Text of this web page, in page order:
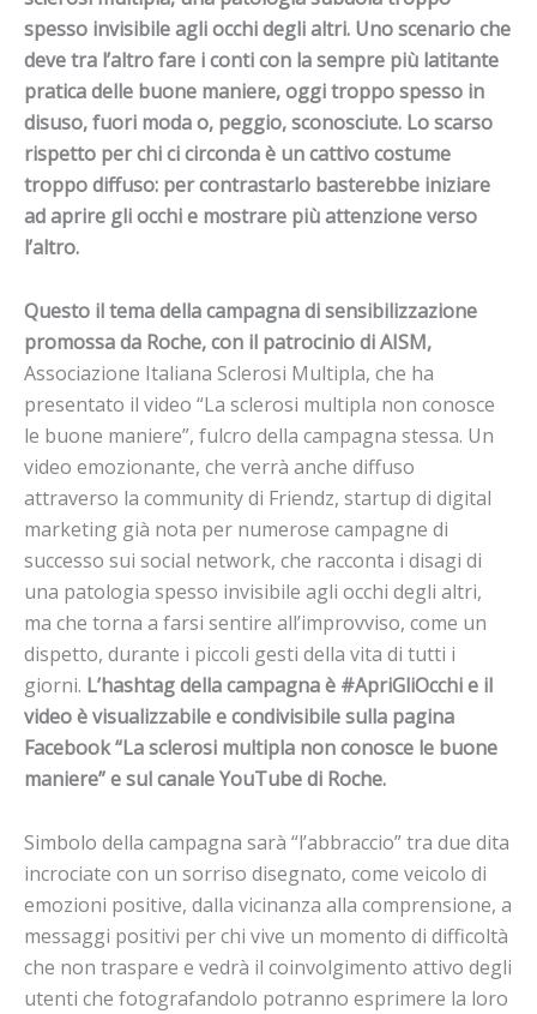
spesso invisibile agli occhi degli altri. Uno scenario che
deve tra l’altro fare i conti con la sempre più latitante
pratica delle buone maniere, oggi troppo spesso in
disuso, fuori moda o, peggio, sconosciute. Lo scarso
rispetto per chi ci circonda è un cattivo costume
troppo diffuso: per contrastarlo basterebbe iniziare
ad aprire gli occhi e mostrare più attenzione verso
l’altro.
Questo il tema della campagna di sensibilizzazione
promossa da Roche, con il patrocinio di AISM,
Associazione Italiana Sclerosi Multipla, che ha
presentato il video “La sclerosi multipla non conosce
le buone maniere”, fulcro della campagna stessa. Un
video emozionante, che verrà anche diffuso
attraverso la community di Friendz, startup di digital
marketing già nota per numerose campagne di
successo sui social network, che racconta i disagi di
una patologia spesso invisibile agli occhi degli altri,
ma che torna a farsi sentire all’improvviso, come un
dispetto, durante i piccoli gesti della vita di tutti i
giorni. L’hashtag della campagna è #ApriGliOcchi e il
video è visualizzabile e condivisibile sulla pagina
Facebook “La sclerosi multipla non conosce le buone
maniere” e sul canale YouTube di Roche.
Simbolo della campagna sarà “l’abbraccio” tra due dita
incrociate con un sorriso disegnato, come veicolo di
emozioni positive, dalla vicinanza alla comprensione, a
messaggi positivi per chi vive un momento di difficoltà
che non traspare e vedrà il coinvolgimento attivo degli
utenti che fotografandolo potranno esprimere la loro